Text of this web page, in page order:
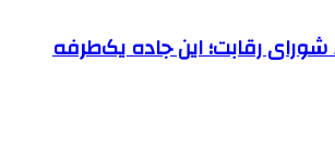
مصوبه ۸۵۶ شورای رقابت؛ این جاده یک‌طرفه